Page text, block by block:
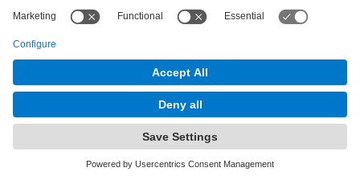
© UPC Universitat Politècnica de Catalunya ·
BarcelonaTech
Legal warning Privacy settings